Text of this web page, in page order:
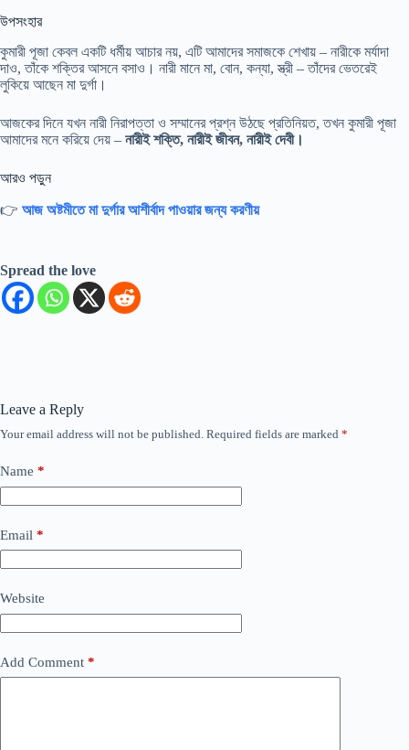
উপসংহার
কুমারী পূজা কেবল একটি ধর্মীয় আচার নয়, এটি আমাদের সমাজকে শেখায় – নারীকে মর্যাদা
দাও, তাঁকে শক্তির আসনে বসাও। নারী মানে মা, বোন, কন্যা, স্ত্রী – তাঁদের ভেতরেই
লুকিয়ে আছেন মা দুর্গা।
আজকের দিনে যখন নারী নিরাপত্তা ও সম্মানের প্রশ্ন উঠছে প্রতিনিয়ত, তখন কুমারী পূজা
আমাদের মনে করিয়ে দেয় – নারীই শক্তি, নারীই জীবন, নারীই দেবী।
আরও পড়ুন
👉 আজ অষ্টমীতে মা দুর্গার আশীর্বাদ পাওয়ার জন্য করণীয়
Spread the love
Leave a Reply
Your email address will not be published. Required fields are marked *
Name *
Email *
Website
Add Comment *